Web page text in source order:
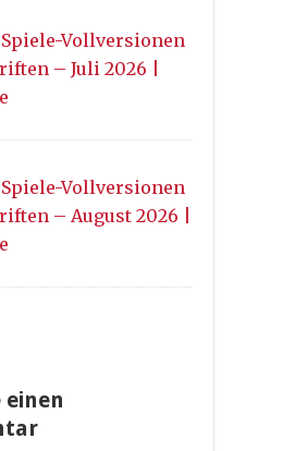
Spiele-Vollversionen
– Juli 2026 |
Spiele-Vollversionen
– August 2026 |
einen